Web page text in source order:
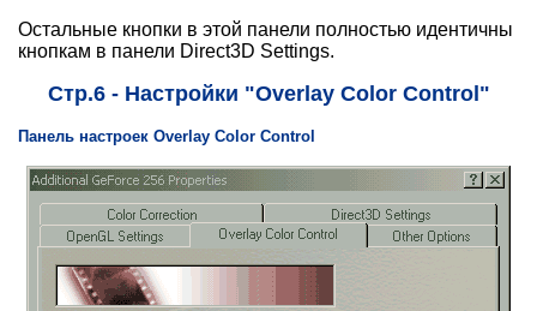
Остальные кнопки в этой панели полностью идентичны
кнопкам в панели Direct3D Settings.
Стр.6 - Настройки "Overlay Color Control"
Панель настроек Overlay Color Control